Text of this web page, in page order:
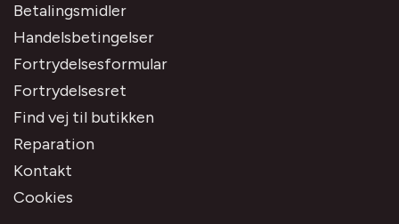
Betalingsmidler
Handelsbetingelser
Fortrydelsesformular
Fortrydelsesret
Find vej til butikken
Reparation
Kontakt
Cookies